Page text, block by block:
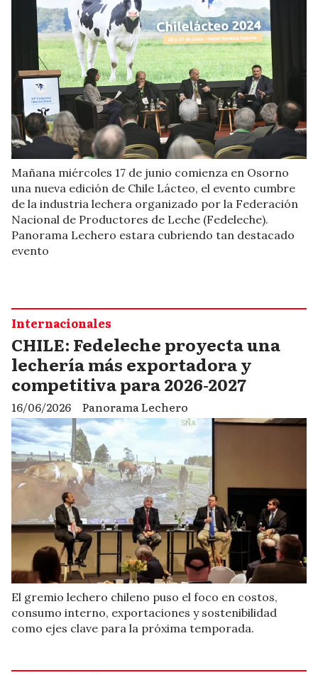
Mañana miércoles 17 de junio comienza en Osorno
una nueva edición de Chile Lácteo, el evento cumbre
de la industria lechera organizado por la Federación
Nacional de Productores de Leche (Fedeleche).
Panorama Lechero estara cubriendo tan destacado
evento
CHILE: Fedeleche proyecta una
lechería más exportadora y
competitiva para 2026-2027
Panorama Lechero
Internacionales
16/06/2026
El gremio lechero chileno puso el foco en costos,
consumo interno, exportaciones y sostenibilidad
como ejes clave para la próxima temporada.